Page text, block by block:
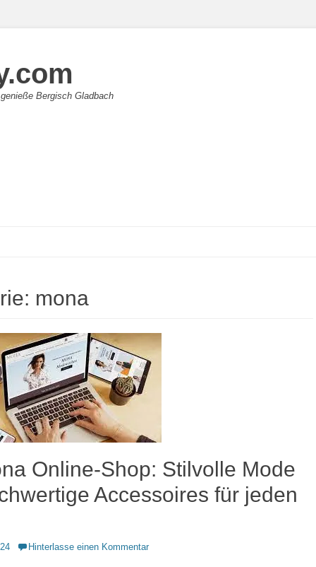
Bergisch Gladbach
mona
Online-Shop: Stilvolle Mode
Accessoires für jeden
Hinterlasse einen Kommentar